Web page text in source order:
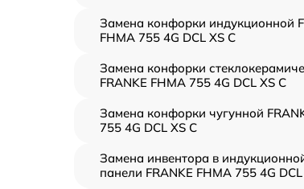
Замена конфорки индукционной
FHMA 755 4G DCL XS C
Замена конфорки
FRANKE FHMA 755 4G DCL XS C
Замена конфорки чугунной
755 4G DCL XS C
Замена инвентора в
панели FRANKE FHMA 755 4G DCL